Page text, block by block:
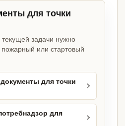
для точки
задачи нужно
или стартовый
для точки
для